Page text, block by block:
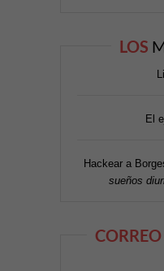
LOS
El
Hackear a
sueños
CORREO